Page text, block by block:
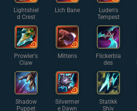
Lightshiel
d Crest
Lich Bane
Luden's
Tempest
Prowler's
Claw
Mittens
Flickerbla
des
Shadow
Puppet
Silvermer
e Dawn
Statikk
Shiv